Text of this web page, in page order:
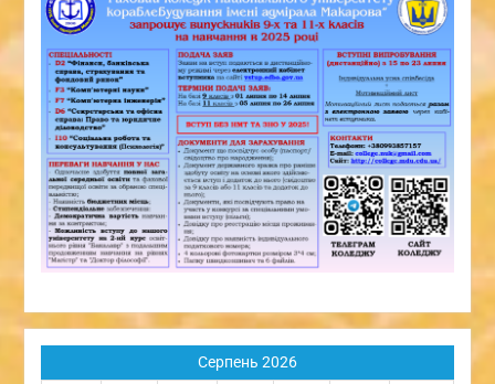
Серпень 2026